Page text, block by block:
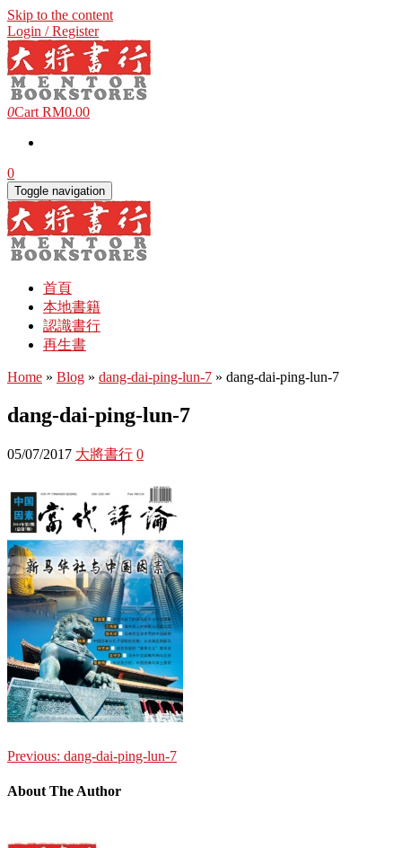
Skip to the content
Login / Register
0Cart RM0.00
0
Toggle navigation
首頁
本地書籍
認識書行
再生書
Home » Blog » dang-dai-ping-lun-7 » dang-dai-ping-lun-7
dang-dai-ping-lun-7
05/07/2017 大將書行 0
Previous: dang-dai-ping-lun-7
About The Author